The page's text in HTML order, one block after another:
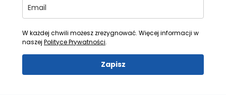
W każdej chwili możesz zrezygnować. Więcej informacji w
naszej Polityce Prywatności.
Zapisz